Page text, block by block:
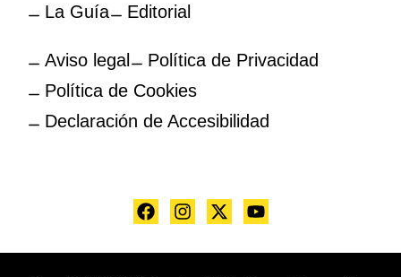
La Guía
Editorial
Aviso legal
Política de Privacidad
Política de Cookies
Declaración de Accesibilidad